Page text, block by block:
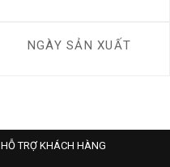
NGÀY SẢN XUẤT
HỖ TRỢ KHÁCH HÀNG